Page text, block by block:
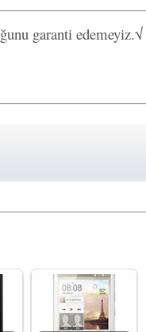
garanti edemeyiz.√